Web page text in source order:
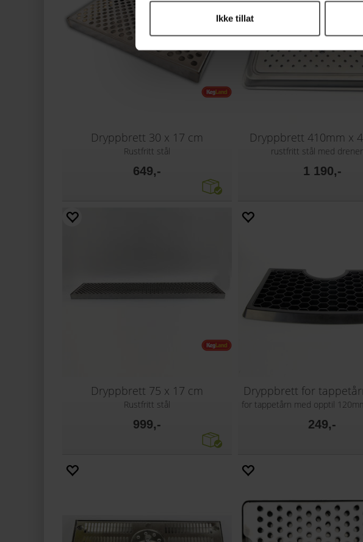
Ikke tillat
Dryppbrett 30 x 17 cm
Rustfritt stål
649,-
Dryppbrett 410mm x
rustfritt stål med
1 190,-
Dryppbrett 75 x 17 cm
Rustfritt stål
999,-
Dryppbrett for
for tappetårn med opptil
249,-